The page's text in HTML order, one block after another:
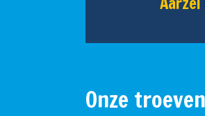
Onze troeven